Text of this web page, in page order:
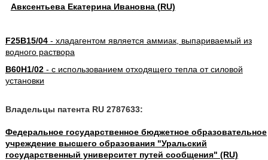
Авксентьева Екатерина Ивановна (RU)
F25B15/04- хладагентом является аммиак, выпариваемый из
водного раствора
B60H1/02- с использованием отходящего тепла от силовой
установки
Владельцы патента RU 2787633:
Федеральное государственное бюджетное образовательное
учреждение высшего образования "Уральский
государственный университет путей сообщения" (RU)